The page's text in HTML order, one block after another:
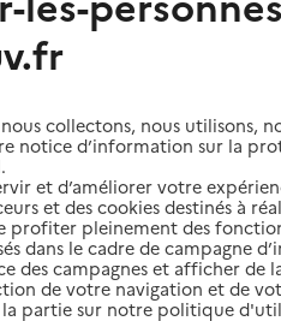
Bon Repos
autour de Épinal
collectons, nous utilisons,
notice d’information sur la
et d’améliorer votre
et des cookies destinés à
profiter pleinement des
dans le cadre de campagne
des campagnes et afficher de
de votre navigation et de
partie sur notre politique